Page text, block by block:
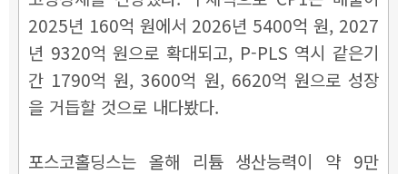
2025년 160억 원에서 2026년 5400억 원, 2027
년 9320억 원으로 확대되고, P-PLS 역시 같은기
간 1790억 원, 3600억 원, 6620억 원으로 성장
을 거듭할 것으로 내다봤다.
포스코홀딩스는 올해 리튬 생산능력이 약 9만